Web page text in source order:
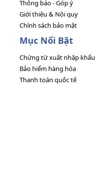
Thông báo - Góp ý
Giới thiệu & Nội quy
Chính sách bảo mật
Mục Nổi Bật
Chứng từ xuất nhập khẩu
Bảo hiểm hàng hóa
Thanh toán quốc tế